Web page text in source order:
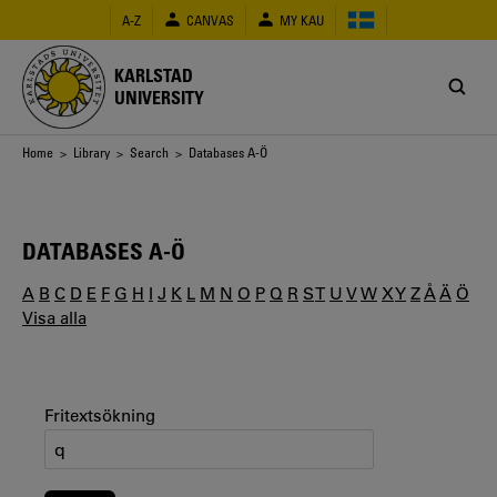
main
content
A-Z CANVAS MY KAU
KARLSTAD
UNIVERSITY
Breadcrumb
Home > Library > Search > Databases A-Ö
DATABASES A-Ö
A B C D E F G H I J K L M N O P Q R ST U VW XY ZÅ Ä Ö
Visa alla
Fritextsökning